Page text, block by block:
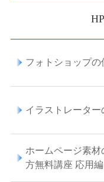
フォトショップ
イラストレータ
ホームページ素
方無料講座 応用編